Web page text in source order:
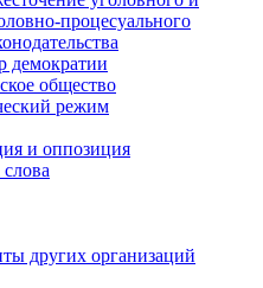
процесуального
демократии
общество
режим
и оппозиция
других организаций